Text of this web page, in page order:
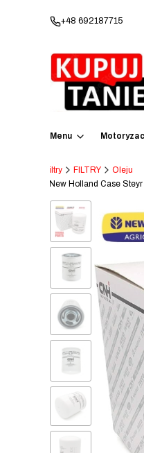
+48 692187715
Menu
Oleje Płyny Filtry FILTRY
Oleju
Filtr Oleju New Holland Case